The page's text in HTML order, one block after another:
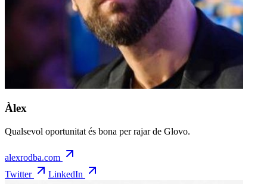
Àlex
Qualsevol oportunitat és bona per rajar de Glovo.
alexrodba.com
Twitter
LinkedIn